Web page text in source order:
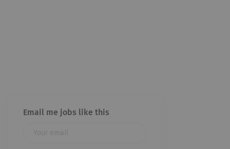
Email me jobs like this